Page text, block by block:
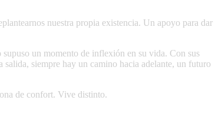
nuestra propia existencia. Un apoyo para dar
un momento de inflexión en su vida. Con sus
salida, siempre hay un camino hacia adelante, un futuro
de confort. Vive distinto.